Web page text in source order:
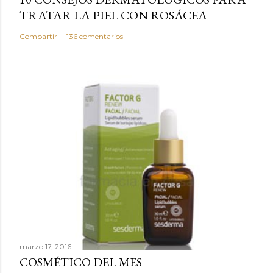
m
e
n
TRATAR LA PIEL CON ROSÁCEA
Compartir 136 comentarios
marzo 17, 2016
COSMÉTICO DEL MES